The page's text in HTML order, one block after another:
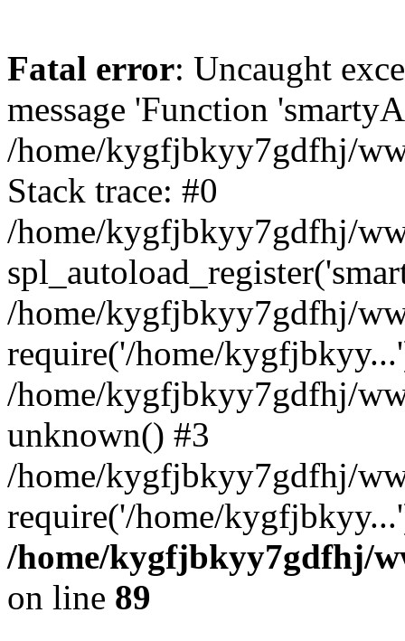
Fatal error: Uncaught
message 'Function
/home/kygfjbkyy7gdfhj/
Stack trace: #0
/home/kygfjbkyy7gdfhj/
/home/kygfjbkyy7gdfhj/
require('/home/
/home/kygfjbkyy7gdfhj/
unknown() #3
/home/kygfjbkyy7gdfhj/
require('/home/
/home/kygfjbkyy7gdfhj/
on line 89